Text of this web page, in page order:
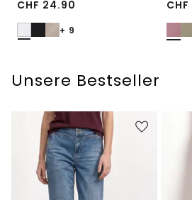
CHF 24.90
+ 9
CHF
Unsere Bestseller